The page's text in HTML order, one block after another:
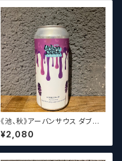
《池、秋》アーバンサウス ダブル
スピルド ロックザボート / Urba
n South HTX Double Spille
d: Rock the Boat【クラフトビ
¥2,080